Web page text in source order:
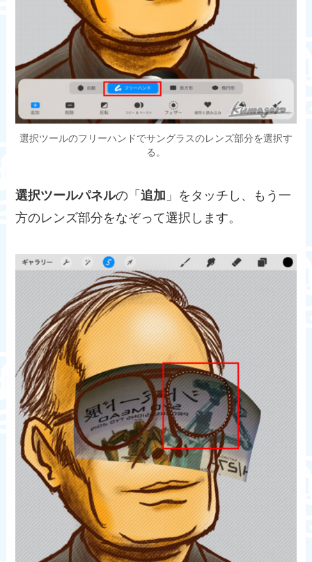
選択ツールのフリーハンドでサングラスのレンズ部分を選択す
る。
選択ツールパネルの「追加 」をタッチし、もう一
方のレンズ部分をなぞって選択します。